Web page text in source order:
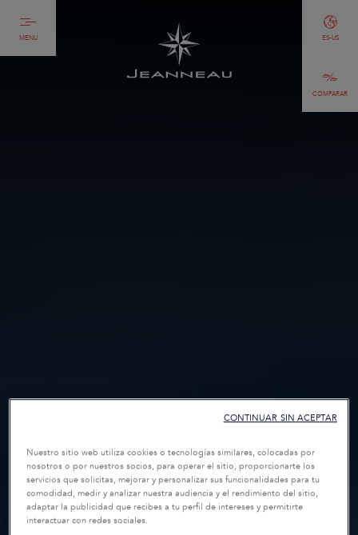
MENU
COMPARAR
ES-US
Nuestro sitio web utiliza cookies o tecnologías similares, colocadas por
nosotros o por nuestros socios, para operar el sitio, proporcionarte los
servicios que solicitas, mejorar y personalizar sus funcionalidades para tu
comodidad, medir y analizar nuestra audiencia y el rendimiento del sitio,
adaptar la publicidad que recibes a tu perfil de intereses y permitirte
interactuar con redes sociales.
CONTINUAR SIN ACEPTAR